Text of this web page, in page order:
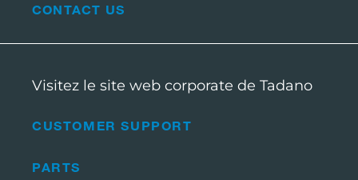
CUSTOMER SUPPORT
PARTS
CONTACT US
Visitez le site web corporate de Tadano